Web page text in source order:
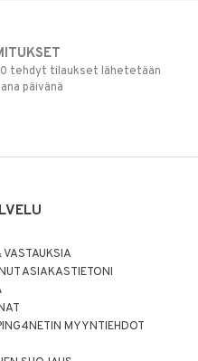
tehdyt tilaukset lähetetään
päivänä
ASIAKASTIETONI
MYYNTIEHDOT